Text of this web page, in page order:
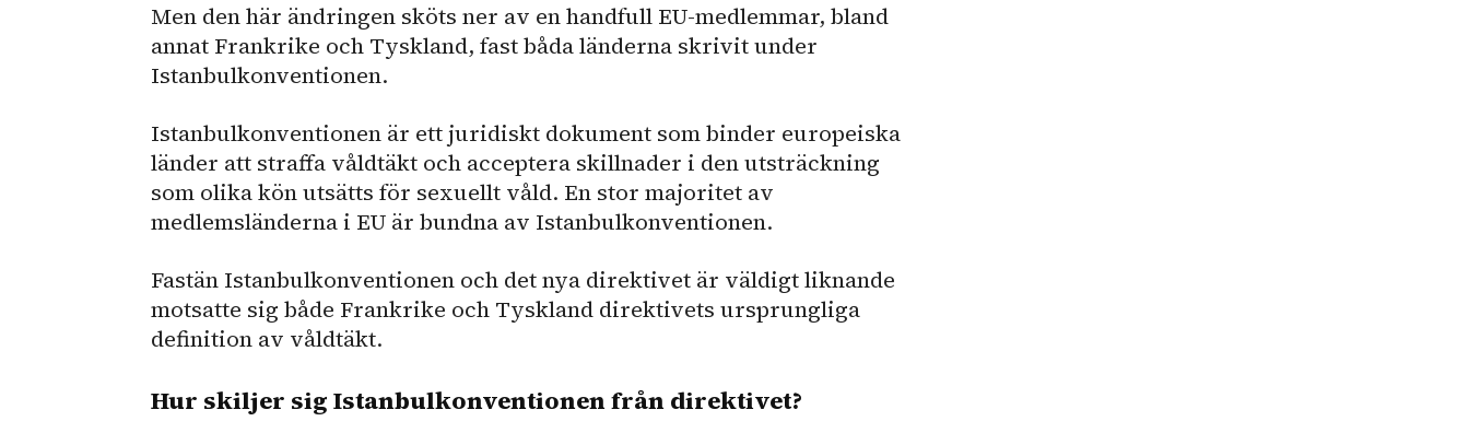
Men den här ändringen sköts ner av en handfull EU-medlemmar, bland
annat Frankrike och Tyskland, fast båda länderna skrivit under
Istanbulkonventionen.
Istanbulkonventionen är ett juridiskt dokument som binder europeiska
länder att straffa våldtäkt och acceptera skillnader i den utsträckning
som olika kön utsätts för sexuellt våld. En stor majoritet av
medlemsländerna i EU är bundna av Istanbulkonventionen.
Fastän Istanbulkonventionen och det nya direktivet är väldigt liknande
motsatte sig både Frankrike och Tyskland direktivets ursprungliga
definition av våldtäkt.
Hur skiljer sig Istanbulkonventionen från direktivet?